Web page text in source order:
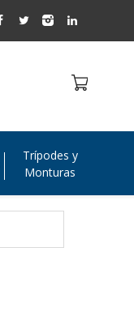
Trípodes y
Monturas